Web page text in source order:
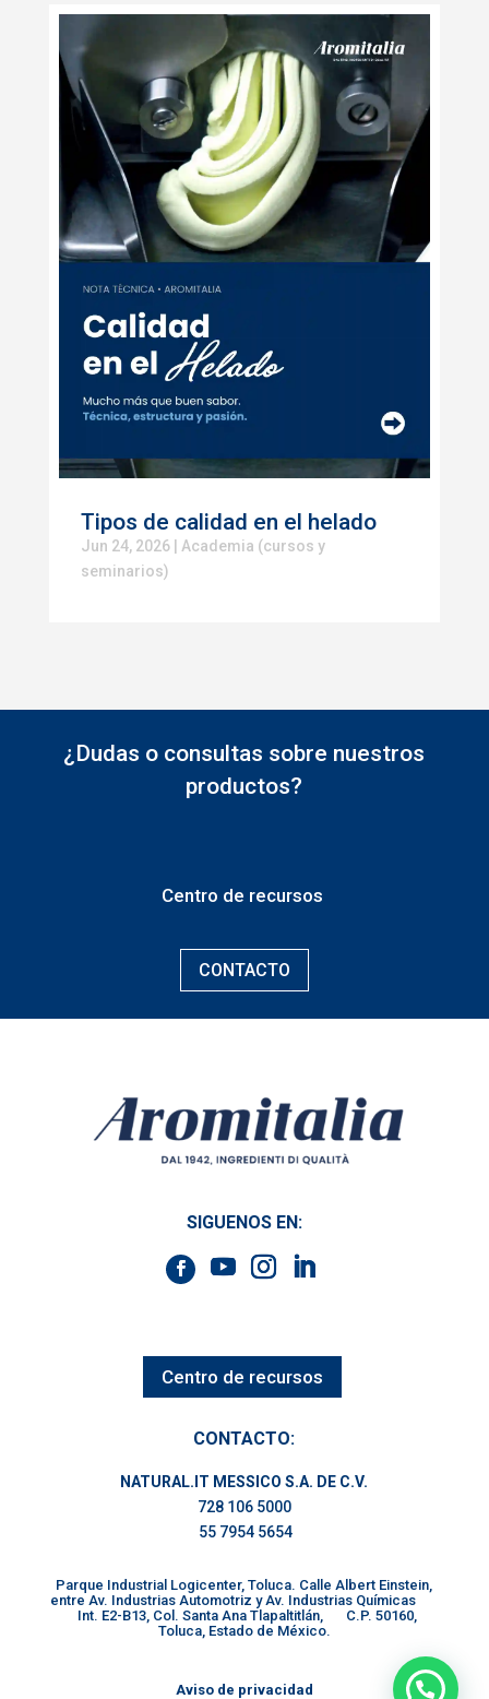
Tipos de calidad en el helado
Jun 24, 2026| Academia (cursos y
seminarios)
¿Dudas o consultas sobre nuestros
productos?
Centro de recursos
CONTACTO
SIGUENOS EN:
Centro de recursos
CONTACTO:
NATURAL.IT MESSICO S.A. DE C.V.
728 106 5000
55 7954 5654
Parque Industrial Logicenter, Toluca. Calle Albert Einstein,
entre Av. Industrias Automotriz y Av. Industrias Químicas
Int. E2-B13, Col. Santa Ana Tlapaltitlán, C.P. 50160,
Toluca, Estado de México.
Aviso de privacidad